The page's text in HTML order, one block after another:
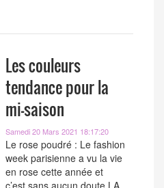
Les couleurs
tendance pour la
mi-saison
Samedi 20 Mars 2021 18:17:20
Le rose poudré : Le fashion
week parisienne a vu la vie
en rose cette année et
c’est sans aucun doute LA